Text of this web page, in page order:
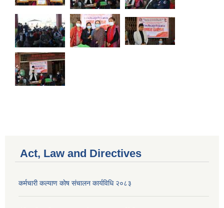
Act, Law and Directives
कर्मचारी कल्याण काेष संचालन कार्यविधि २०८३